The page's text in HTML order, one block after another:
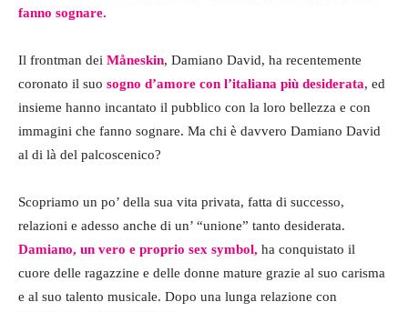
fanno sognare.
Il frontman dei Måneskin, Damiano David, ha recentemente
coronato il suo sogno d’amore con l’italiana più desiderata, ed
insieme hanno incantato il pubblico con la loro bellezza e con
immagini che fanno sognare. Ma chi è davvero Damiano David
al di là del palcoscenico?
Scopriamo un po’ della sua vita privata, fatta di successo,
relazioni e adesso anche di un’ “unione” tanto desiderata.
Damiano, un vero e proprio sex symbol, ha conquistato il
cuore delle ragazzine e delle donne mature grazie al suo carisma
e al suo talento musicale. Dopo una lunga relazione con